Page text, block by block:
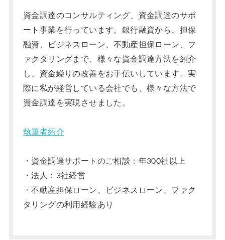
資金調達のコンサルティング、資金調達のサポ
ート事業を行っています。銀行融資から、担保
融資、ビジネスローン、不動産担保ローン、フ
ァクタリングまで、様々な資金調達方法を紹介
し、資金繰りの改善をお手伝いしています。実
際に私が経営している会社でも、様々な方法で
資金調達を実現させました。
執筆者紹介
・資金調達サポートのご相談：年300社以上
・法人：3社経営
・不動産担保ローン、ビジネスローン、ファク
タリングの利用経験あり